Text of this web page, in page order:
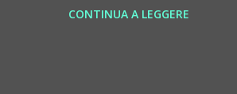
::
CONTINUA A LEGGERE